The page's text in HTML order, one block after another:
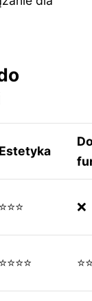
Estetyka
⭐⭐⭐ ❌
⭐⭐⭐⭐